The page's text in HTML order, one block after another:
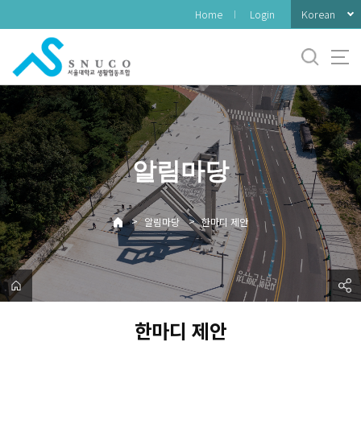
로
메
뉴
Home Login Korean
알림마당
> 알림마당 > 한마디 제안
한마디 제안